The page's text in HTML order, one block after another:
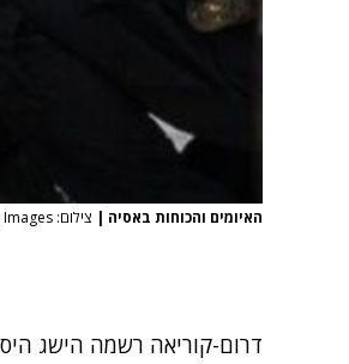
האיומים והכוחות באסיה | צילום: Jung Yeon-je | ANTHONY WALLACE/AFP via Getty Images
דרום-קוריאה רשמה הישג